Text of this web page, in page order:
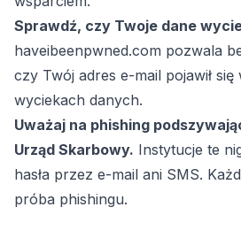
Sprawdź, czy Twoje dane
haveibeenpwned.com pozwala
czy Twój adres e-mail pojawił
wyciekach danych.
Uważaj na phishing
Urząd Skarbowy. Instytucje te
hasła przez e-mail ani SMS.
próba phishingu.